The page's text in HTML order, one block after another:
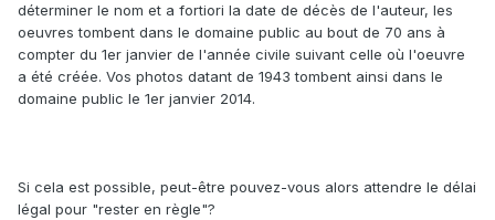
déterminer le nom et a fortiori la date de décès de l'auteur, les
oeuvres tombent dans le domaine public au bout de 70 ans à
compter du 1er janvier de l'année civile suivant celle où l'oeuvre
a été créée. Vos photos datant de 1943 tombent ainsi dans le
domaine public le 1er janvier 2014.
Si cela est possible, peut-être pouvez-vous alors attendre le délai
légal pour "rester en règle"?